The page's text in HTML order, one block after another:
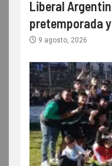
Liberal
pretemporada
9 agosto, 2026